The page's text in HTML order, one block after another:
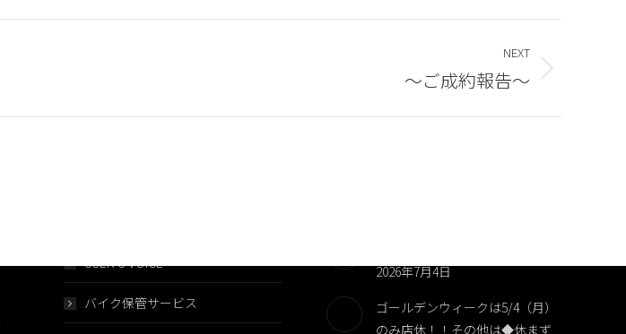
NEXT
～ご成約報告～
USER’S VOICE
バイク保管サービス
2026年7月4日
ゴールデンウィークは5/4（月）
のみ店休！！その他は◆休まず